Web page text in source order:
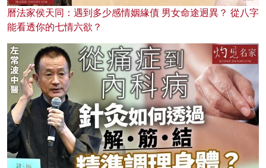
曆法家侯天同：遇到多少感情姻緣債 男女命途迥異？ 從八字
能看透你的七情六欲？